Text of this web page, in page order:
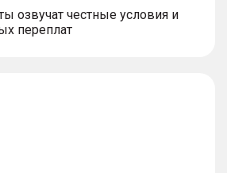
озвучат честные условия и
переплат